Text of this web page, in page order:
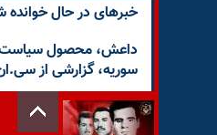
خبرهای در حال
داعش، محصول سیاست
سوریه، گزارشی از